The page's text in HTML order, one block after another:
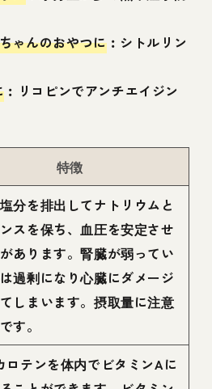
ゃんのおやつに︰シトルリン
︰リコピンでアンチエイジン
特徴
分を排出してナトリウムと
スを保ち、血圧を安定させ
あります。腎臓が弱ってい
過剰になり心臓にダメージ
しまいます。摂取量に注意
す。
ロテンを体内でビタミンAに